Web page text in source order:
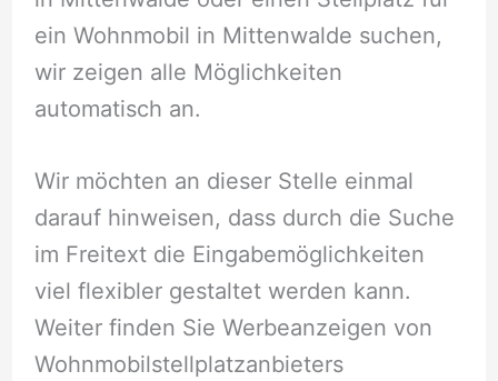
ein Wohnmobil in Mittenwalde suchen,
wir zeigen alle Möglichkeiten
automatisch an.
Wir möchten an dieser Stelle einmal
darauf hinweisen, dass durch die Suche
im Freitext die Eingabemöglichkeiten
viel flexibler gestaltet werden kann.
Weiter finden Sie Werbeanzeigen von
Wohnmobilstellplatzanbieters